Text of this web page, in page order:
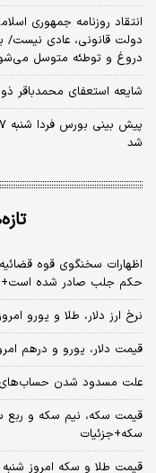
انتقاد روزنامه جمهوری
دولت قانونی، عادی نیست/
دروغ و توطئه متوسل
شایعه استعفای محمدباقر
شد
حکم جلب صادر شده است+
نرخ ارز دلار، طلا و یورو امروز شنبه ۱۷ مرداد ۱۴۰۵/ رشد
قیمت دلار، یورو و درهم امروز شنبه ۱۷ مرداد ۱۴۰۵
علت مسدود شدن
سکه+جزئیات
قیمت طلا و سکه امروز شنبه ۱۷ مرداد ۱۴۰۵/افزایش قیمت طلا و سکه